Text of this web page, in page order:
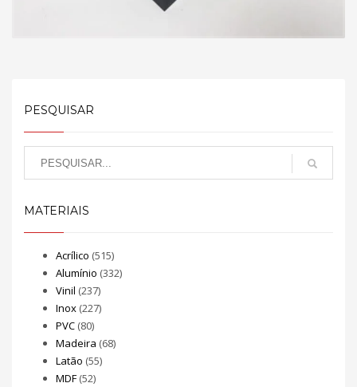
PESQUISAR
MATERIAIS
Acrílico (515)
Alumínio (332)
Vinil (237)
Inox (227)
PVC (80)
Madeira (68)
Latão (55)
MDF (52)